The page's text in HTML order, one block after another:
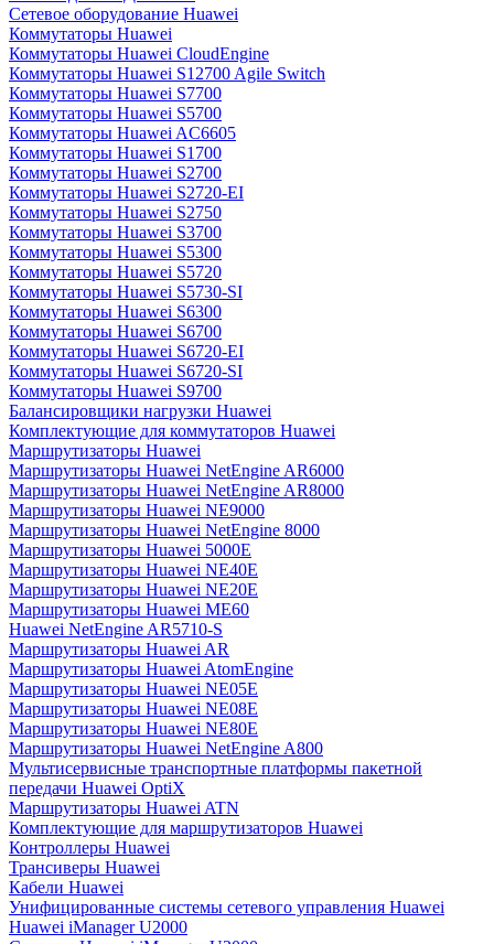
Сетевое оборудование Huawei
Коммутаторы Huawei
Коммутаторы Huawei CloudEngine
Коммутаторы Huawei S12700 Agile Switch
Коммутаторы Huawei S7700
Коммутаторы Huawei S5700
Коммутаторы Huawei AC6605
Коммутаторы Huawei S1700
Коммутаторы Huawei S2700
Коммутаторы Huawei S2720-EI
Коммутаторы Huawei S2750
Коммутаторы Huawei S3700
Коммутаторы Huawei S5300
Коммутаторы Huawei S5720
Коммутаторы Huawei S5730-SI
Коммутаторы Huawei S6300
Коммутаторы Huawei S6700
Коммутаторы Huawei S6720-EI
Коммутаторы Huawei S6720-SI
Коммутаторы Huawei S9700
Балансировщики нагрузки Huawei
Комплектующие для коммутаторов Huawei
Маршрутизаторы Huawei
Маршрутизаторы Huawei NetEngine AR6000
Маршрутизаторы Huawei NetEngine AR8000
Маршрутизаторы Huawei NE9000
Маршрутизаторы Huawei NetEngine 8000
Маршрутизаторы Huawei 5000E
Маршрутизаторы Huawei NE40E
Маршрутизаторы Huawei NE20E
Маршрутизаторы Huawei ME60
Huawei NetEngine AR5710-S
Маршрутизаторы Huawei AR
Маршрутизаторы Huawei AtomEngine
Маршрутизаторы Huawei NE05E
Маршрутизаторы Huawei NE08E
Маршрутизаторы Huawei NE80E
Маршрутизаторы Huawei NetEngine A800
Мультисервисные транспортные платформы пакетной
передачи Huawei OptiX
Маршрутизаторы Huawei ATN
Комплектующие для маршрутизаторов Huawei
Контроллеры Huawei
Трансиверы Huawei
Кабели Huawei
Унифицированные системы сетевого управления Huawei
Huawei iManager U2000